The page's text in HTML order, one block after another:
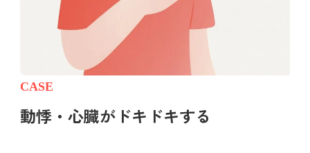
CASE
動悸・心臓がドキドキする